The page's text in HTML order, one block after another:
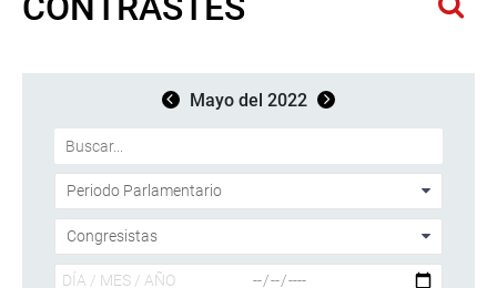
Mayo del 2022